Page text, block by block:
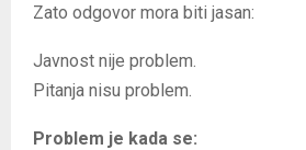
Zato odgovor mora biti jasan:
Javnost nije problem.
Pitanja nisu problem.
Problem je kada se: